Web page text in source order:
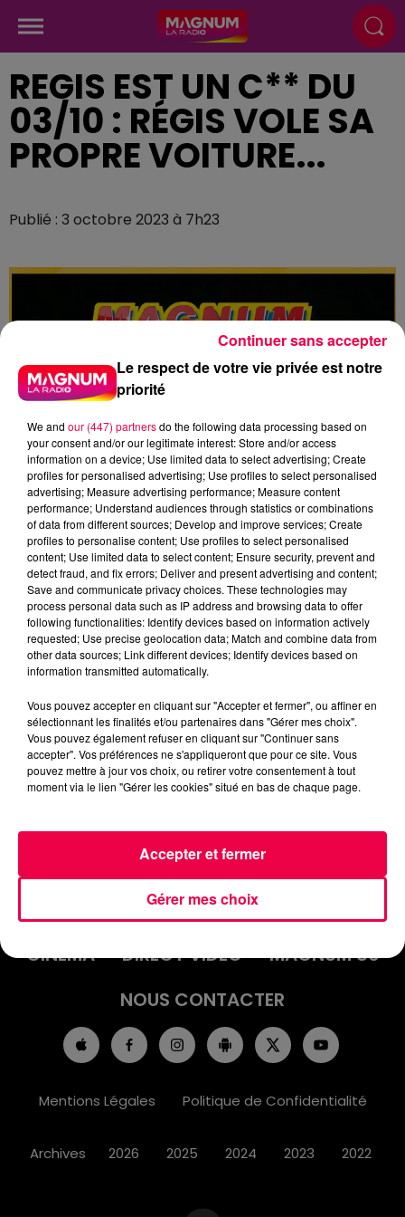
REGIS EST UN C** DU
03/10 : RÉGIS VOLE SA
PROPRE VOITURE...
Publié : 3 octobre 2023 à 7h23
podcasts/2023/10/REGIS-031023.mp3
INFOS
EMISSIONS
JEUX
PODCASTS
CINÉMA
DIRECT VIDÉO
MAGNUM 80
NOUS CONTACTER
Mentions Légales Politique de Confidentialité
Archives 2026 2025 2024 2023 2022
Le respect de votre vie privée est notre
priorité
We and our (447) partnersdo the following data processing based on
your consent and/or our legitimate interest: Store and/or access
information on a device; Use limited data to select advertising; Create
profiles for personalised advertising; Use profiles to select personalised
advertising; Measure advertising performance; Measure content
performance; Understand audiences through statistics or combinations
of data from different sources; Develop and improve services; Create
profiles to personalise content; Use profiles to select personalised
content; Use limited data to select content; Ensure security, prevent and
detect fraud, and fix errors; Deliver and present advertising and content;
Save and communicate privacy choices. These technologies may
process personal data such as IP address and browsing data to offer
following functionalities: Identify devices based on information actively
requested; Use precise geolocation data; Match and combine data from
other data sources; Link different devices; Identify devices based on
information transmitted automatically.
Vous pouvez accepter en cliquant sur "Accepter et fermer", ou affiner en
sélectionnant les finalités et/ou partenaires dans "Gérer mes choix".
Vous pouvez également refuser en cliquant sur "Continuer sans
accepter". Vos préférences ne s'appliqueront que pour ce site. Vous
pouvez mettre à jour vos choix, ou retirer votre consentement à tout
moment via le lien "Gérer les cookies" situé en bas de chaque page.
Gérer mes choix
Accepter et fermer
Continuer sans accepter